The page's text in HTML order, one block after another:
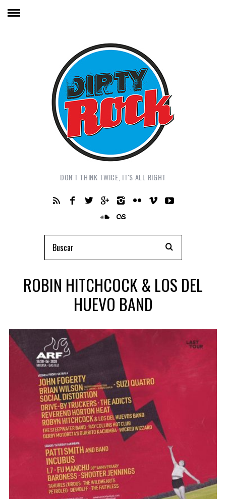
DON'T THINK TWICE, IT'S ALL RIGHT
ROBIN HITCHCOCK & LOS DEL
HUEVO BAND